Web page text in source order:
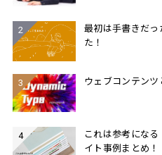
最初は手書きだ
た！
ウェブコンテン
これは参考にな
イト事例まとめ！